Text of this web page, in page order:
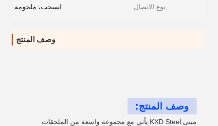
نوع الاتصال: انسحب، ملحومة
وصف المنتج
وصف المنتج:
مبنى KXD Steel يأتي مع مجموعة واسعة من الملحقات